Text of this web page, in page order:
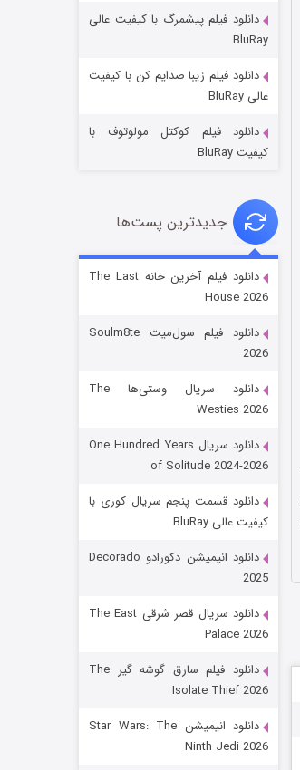
خاندان اژدها فصل ۳
قسمت
باب اسفنجی فصل ۱۷
قسمت
دانلود فیلم پیشمرگ با کیفیت عالی
BluRay
دانلود فیلم زیبا صدایم کن با کیفیت
عالی BluRay
دانلود فیلم کوکتل مولوتوف با
کیفیت BluRay
جدیدترین پست‌ها
دانلود فیلم آخرین خانه The Last
House 2026
دانلود فیلم سول‌میت Soulm8te
2026
دانلود سریال وستی‌ها The
Westies 2026
دانلود سریال One Hundred Years
of Solitude 2024-2026
دانلود قسمت پنجم سریال کوری با
کیفیت عالی BluRay
دانلود انیمیشن دکورادو Decorado
2025
دانلود سریال قصر شرقی The East
Palace 2026
دانلود فیلم سارق گوشه گیر The
Isolate Thief 2026
دانلود انیمیشن Star Wars: The
Ninth Jedi 2026